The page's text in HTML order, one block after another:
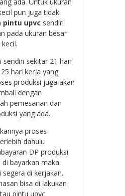
pun juga tidak
pintu upvc sendiri
pada ukuran besar
sendiri sekitar 21 hari
hari kerja yang
produksi juga akan
dengan
pemesanan dan
yang ada.
proses
dahulu
DP produksi.
bayarkan maka
di kerjakan.
bisa di lakukan
pintu upvc